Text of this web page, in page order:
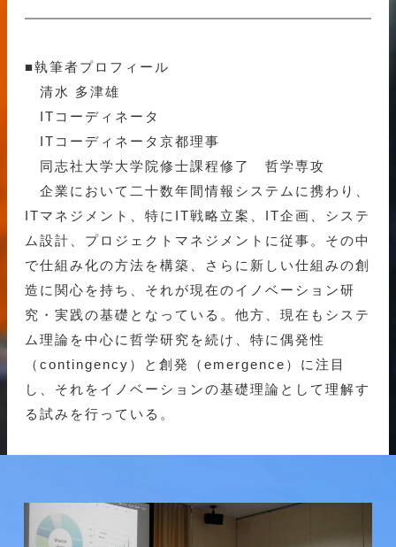
■執筆者プロフィール
清水 多津雄
ITコーディネータ
ITコーディネータ京都理事
同志社大学大学院修士課程修了 哲学専攻
企業において二十数年間情報システムに携わり、
ITマネジメント、特にIT戦略立案、IT企画、システ
ム設計、プロジェクトマネジメントに従事。その中
で仕組み化の方法を構築、さらに新しい仕組みの創
造に関心を持ち、それが現在のイノベーション研
究・実践の基礎となっている。他方、現在もシステ
ム理論を中心に哲学研究を続け、特に偶発性
（contingency）と創発（emergence）に注目
し、それをイノベーションの基礎理論として理解す
る試みを行っている。